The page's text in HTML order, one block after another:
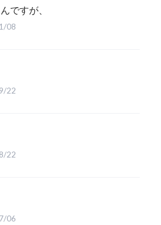
ですが、
08
22
22
06